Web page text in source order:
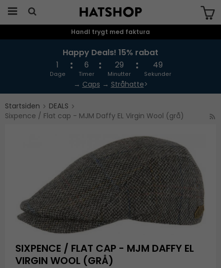
Produktet er blevet tilføjet til din
Handl trygt med faktura
Happy Deals! 15% rabat
1
Dage
6
Timer
29
Minutter
49
Sekunder
→ Caps → Stråhatte>
Startsiden
DEALS
Sixpence / Flat cap - MJM Daffy EL Virgin Wool (grå)
SIXPENCE / FLAT CAP - MJM DAFFY EL
VIRGIN WOOL (GRÅ)